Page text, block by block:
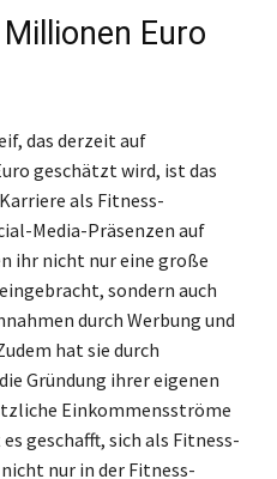
Euro
das derzeit auf
geschätzt wird, ist das
als Fitness-
Media-Präsenzen auf
ihr nicht nur eine große
sondern auch
durch Werbung und
hat sie durch
Gründung ihrer eigenen
Einkommensströme
geschafft, sich als Fitness-
nur in der Fitness-